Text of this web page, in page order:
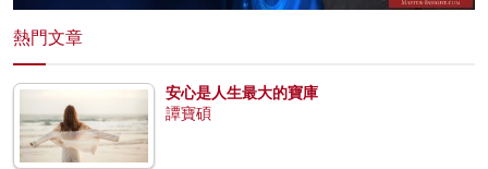
熱門文章
安心是人生最大的寶庫
譚寶碩